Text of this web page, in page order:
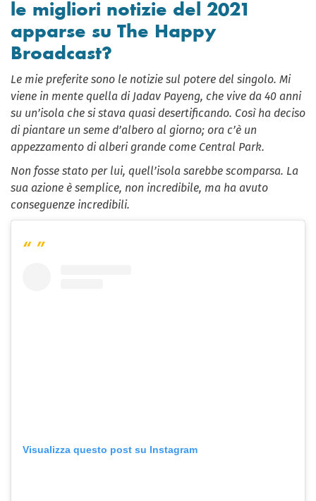
le migliori notizie del 2021
apparse su The Happy
Broadcast?
Le mie preferite sono le notizie sul potere del singolo. Mi
viene in mente quella di Jadav Payeng, che vive da 40 anni
su un’isola che si stava quasi desertificando. Così ha deciso
di piantare un seme d’albero al giorno; ora c’è un
appezzamento di alberi grande come Central Park.
Non fosse stato per lui, quell’isola sarebbe scomparsa. La
sua azione è semplice, non incredibile, ma ha avuto
conseguenze incredibili.
Visualizza questo post su Instagram